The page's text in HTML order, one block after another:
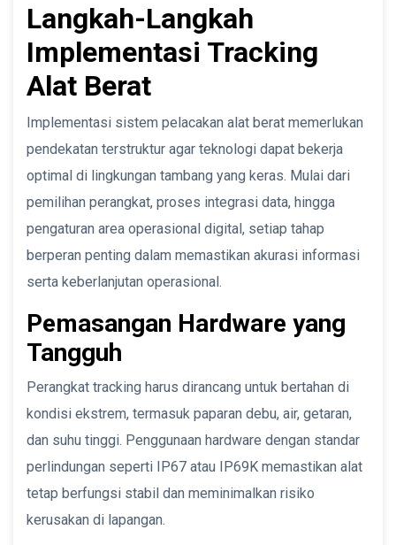
Langkah-Langkah
Implementasi Tracking
Alat Berat
Implementasi sistem pelacakan alat berat memerlukan
pendekatan terstruktur agar teknologi dapat bekerja
optimal di lingkungan tambang yang keras. Mulai dari
pemilihan perangkat, proses integrasi data, hingga
pengaturan area operasional digital, setiap tahap
berperan penting dalam memastikan akurasi informasi
serta keberlanjutan operasional.
Pemasangan Hardware yang
Tangguh
Perangkat tracking harus dirancang untuk bertahan di
kondisi ekstrem, termasuk paparan debu, air, getaran,
dan suhu tinggi. Penggunaan hardware dengan standar
perlindungan seperti IP67 atau IP69K memastikan alat
tetap berfungsi stabil dan meminimalkan risiko
kerusakan di lapangan.